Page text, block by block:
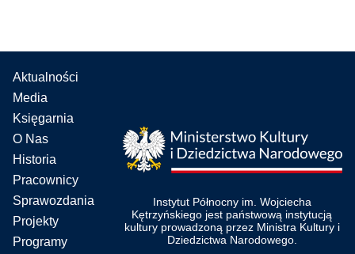
Aktualności
Media
Księgarnia
O Nas
Historia
Pracownicy
Sprawozdania
Projekty
Programy
Instytut Północny im. Wojciecha
Kętrzyńskiego jest państwową instytucją
kultury prowadzoną przez Ministra Kultury i
Dziedzictwa Narodowego.